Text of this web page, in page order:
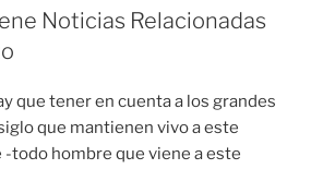
Noticias Relacionadas
que tener en cuenta a los grandes
que mantienen vivo a este
todo hombre que viene a este